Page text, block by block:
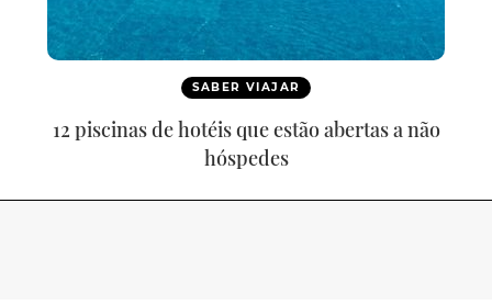
SABER VIAJAR
12 piscinas de hotéis que estão abertas a não
hóspedes